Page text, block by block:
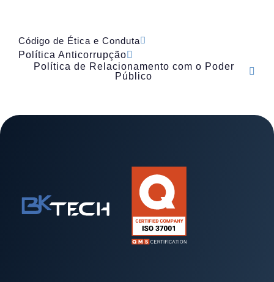
Código de Ética e Conduta
Política Anticorrupção
Política de Relacionamento com o Poder
Público